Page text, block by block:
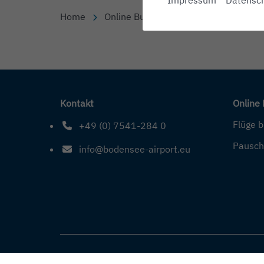
Home Online Buchung
Kontakt
+49 (0) 7541-284 0
Telefonnummer: 4 9 0 7 5 4 1 2 8 4 0
info@bodensee-airport.eu
E-Mail Adresse: info@bodensee-airport.eu
Online
Flüge